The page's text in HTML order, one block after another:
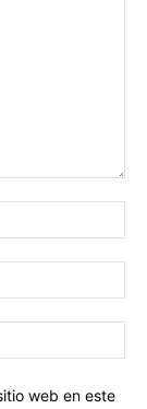
web en este